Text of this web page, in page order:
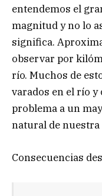
entendemos el
magnitud y no lo
significa.
observar por
río. Muchos de
varados en el río
problema a un
natural de nuestra
Consecuencias